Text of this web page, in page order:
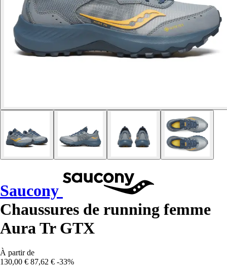
Saucony
Chaussures de running femme
Aura Tr GTX
À partir de
130,00 € 87,62 € -33%